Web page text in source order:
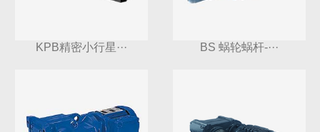
KPB精密小行星··· BS 蜗轮蜗杆-···